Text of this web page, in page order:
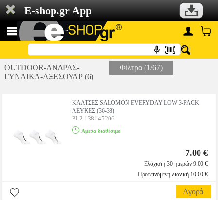
E-shop.gr App
OUTDOOR-ΑΝΔΡΑΣ-
ΓΥΝΑΙΚΑ-ΑΞΕΣΟΥΑΡ (6)
Φίλτρα (1/67)
ΚΑΛΤΣΕΣ SALOMON EVERYDAY LOW 3-PACK
ΛΕΥΚΕΣ (36-38)
PL2.138145206
Αμεσα διαθέσιμο
7.00 €
Ελάχιστη 30 ημερών 9.00 €
Προτεινόμενη λιανική 10.00 €
Αγορά